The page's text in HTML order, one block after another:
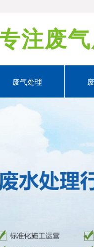
保科技有
注废
废气处理